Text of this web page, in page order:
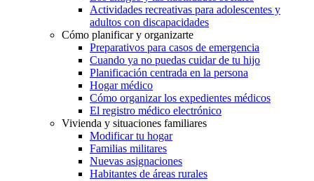
Actividades recreativas para adolescentes y
adultos con discapacidades
Cómo planificar y organizarte
Preparativos para casos de emergencia
Cuando ya no puedas cuidar de tu hijo
Planificación centrada en la persona
Hogar médico
Cómo organizar los expedientes médicos
El registro médico electrónico
Vivienda y situaciones familiares
Modificar tu hogar
Familias militares
Nuevas asignaciones
Habitantes de áreas rurales